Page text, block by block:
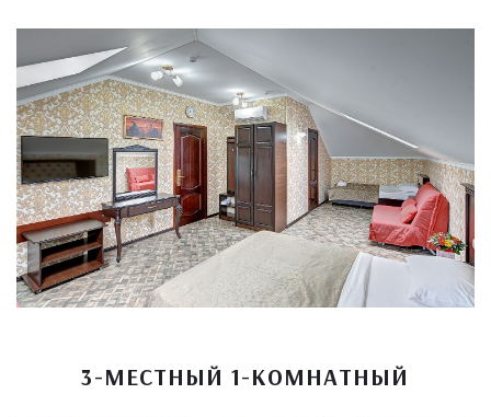
3-МЕСТНЫЙ 1-КОМНАТНЫЙ